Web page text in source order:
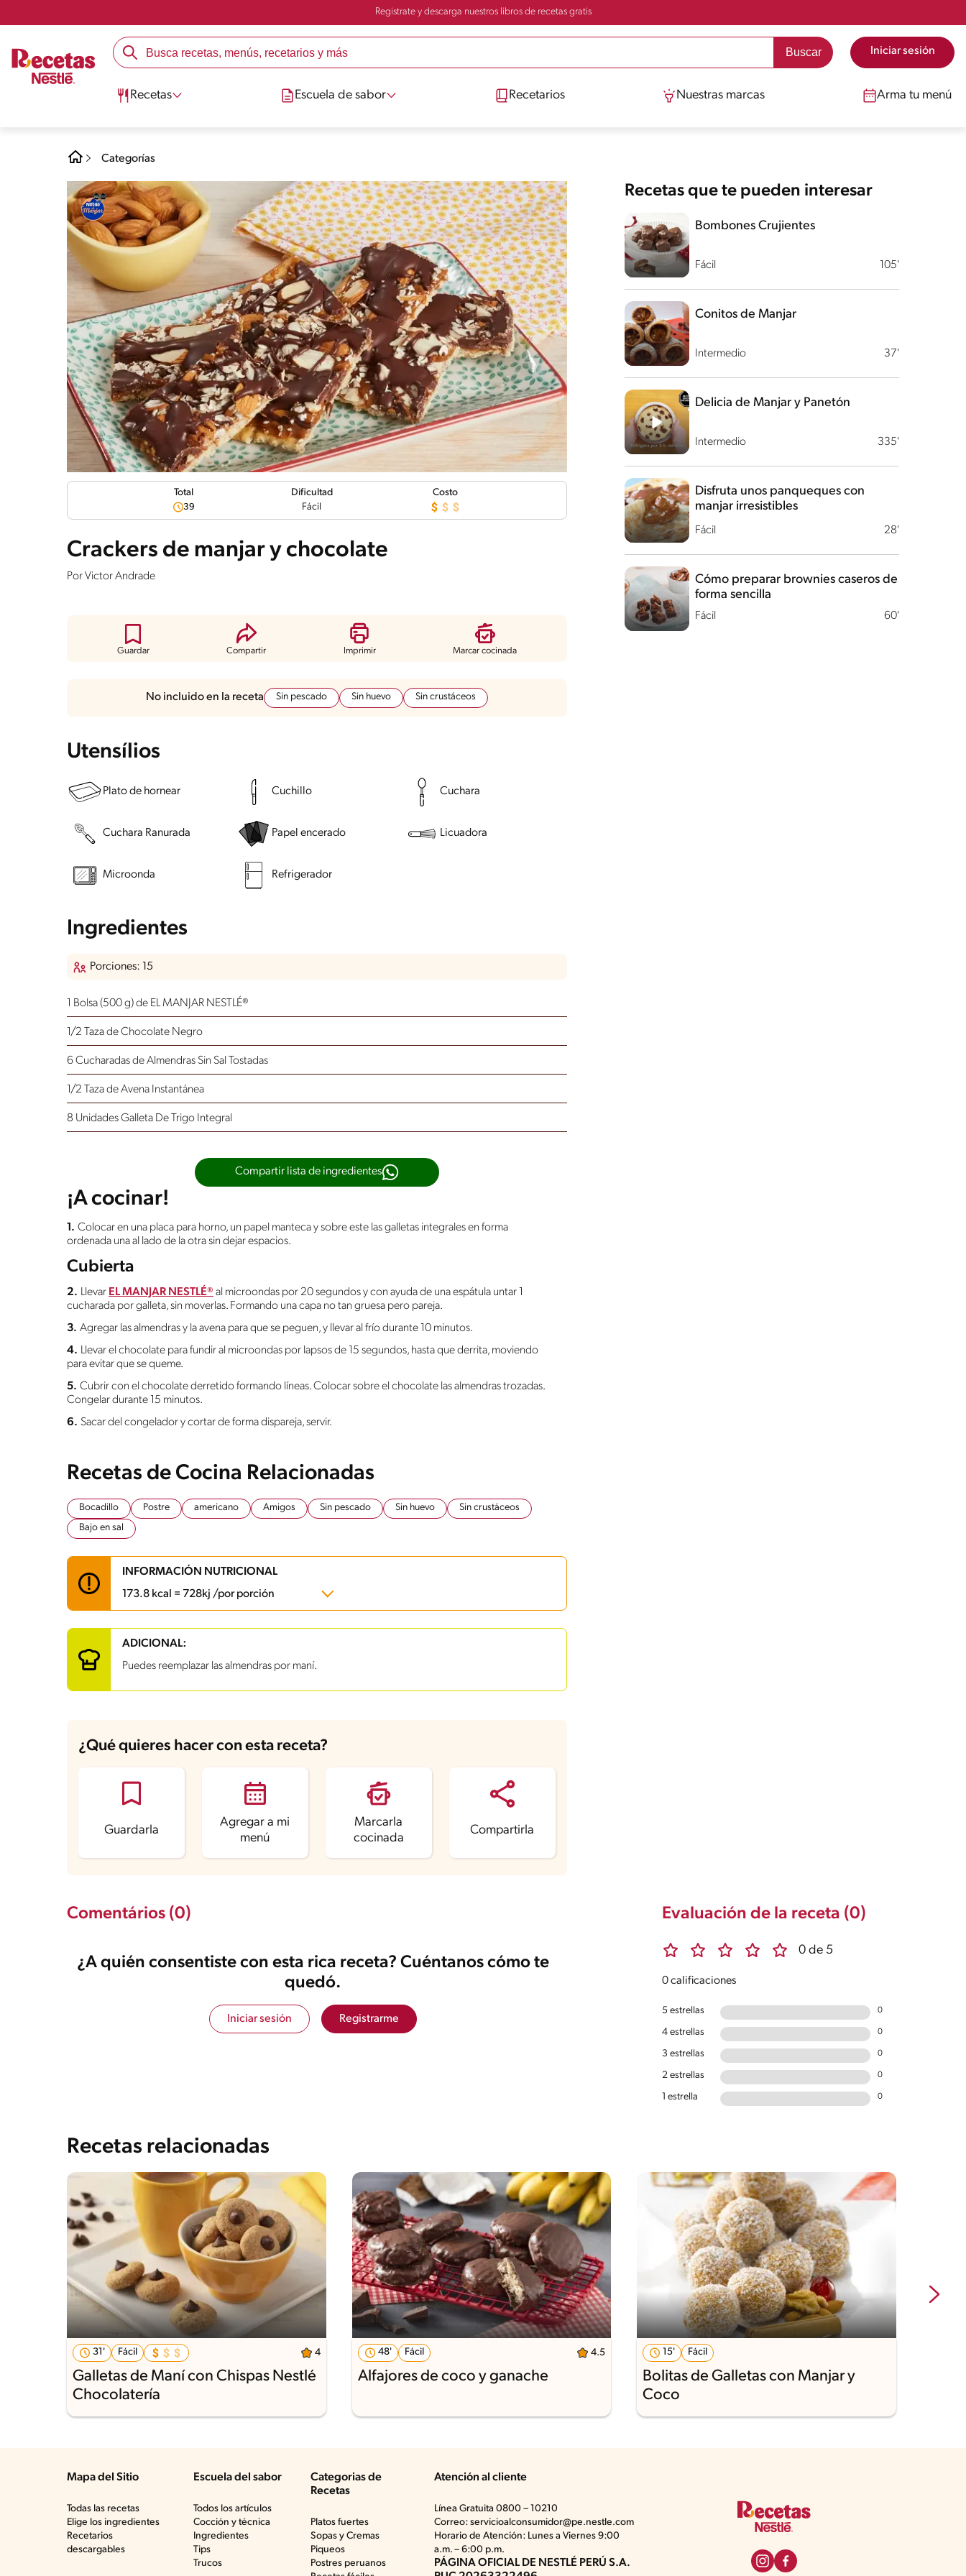
Registrate y descarga nuestros libros de recetas gratis
Iniciar sesión
Recetas Escuela de sabor Recetarios Nuestras marcas Arma tu menú
Categorías
Total
39
Dificultad
Fácil
Costo
Crackers de manjar y chocolate
PorVictor Andrade
Guardar Compartir Imprimir Marcar cocinada
No incluido en la receta Sin pescado Sin huevo Sin crustáceos
Utensílios
Plato de hornear Cuchillo Cuchara
Cuchara Ranurada Papel encerado Licuadora
Microonda Refrigerador
Ingredientes
Porciones: 15
1 Bolsa (500 g) de EL MANJAR NESTLÉ®
1/2 Taza de Chocolate Negro
6 Cucharadas de Almendras Sin Sal Tostadas
1/2 Taza de Avena Instantánea
8 Unidades Galleta De Trigo Integral
Compartir lista de ingredientes
¡A cocinar!
1. Colocar en una placa para horno, un papel manteca y sobre este las galletas integrales en forma
ordenada una al lado de la otra sin dejar espacios.
Cubierta
2. Llevar EL MANJAR NESTLÉ® al microondas por 20 segundos y con ayuda de una espátula untar 1
cucharada por galleta, sin moverlas. Formando una capa no tan gruesa pero pareja.
3. Agregar las almendras y la avena para que se peguen, y llevar al frío durante 10 minutos.
4. Llevar el chocolate para fundir al microondas por lapsos de 15 segundos, hasta que derrita, moviendo
para evitar que se queme.
5. Cubrir con el chocolate derretido formando líneas. Colocar sobre el chocolate las almendras trozadas.
Congelar durante 15 minutos.
6. Sacar del congelador y cortar de forma dispareja, servir.
Recetas de Cocina Relacionadas
Bocadillo Postre americano Amigos Sin pescado Sin huevo
Sin crustáceos
Bajo en sal
INFORMACIÓN NUTRICIONAL
173.8 kcal = 728kj /por porción
Carbohidratos
Grasas 7.4 g
Azúcares
20.6 g
ADICIONAL:
Puedes reemplazar las almendras por maní.
¿Qué quieres hacer con esta receta?
Guardarla
Agregar a mi
menú
Marcarla
cocinada
Compartirla
Recetas que te pueden interesar
Fácil 105'
Bombones Crujientes
Intermedio 37'
Conitos de Manjar
Intermedio 335'
Delicia de Manjar y Panetón
Fácil 28'
Disfruta unos panqueques con
manjar irresistibles
Fácil 60'
Cómo preparar brownies caseros de
forma sencilla
Evaluación de la receta (0)
0 de 5
0 calificaciones
5 estrellas 0
4 estrellas 0
3 estrellas 0
2 estrellas 0
1 estrella 0
Comentários (0)
¿A quién consentiste con esta rica receta? Cuéntanos cómo te
quedó.
Iniciar sesión Registrarme
Recetas relacionadas
31' Fácil 4
Galletas de Maní con Chispas Nestlé
Chocolatería
48' Fácil 4.5
Alfajores de coco y ganache
15' Fácil
Bolitas de Galletas con Manjar y
Coco
Mapa del Sitio
Todas las recetas
Elige los ingredientes
Recetarios
descargables
Escuela del sabor
Todos los artículos
Cocción y técnica
Ingredientes
Tips
Trucos
Categorias de
Recetas
Platos fuertes
Sopas y Cremas
Piqueos
Postres peruanos
Atención al cliente
Línea Gratuita 0800 – 10210
Correo: servicioalconsumidor@pe.nestle.com
Horario de Atención: Lunes a Viernes 9:00
a.m. – 6:00 p.m.
PÁGINA OFICIAL DE NESTLÉ PERÚ S.A.